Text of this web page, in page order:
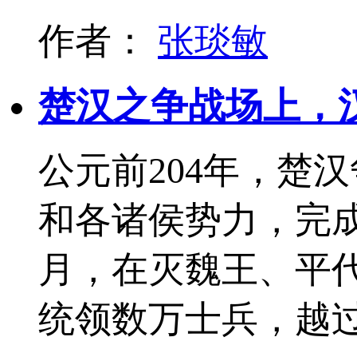
作者： 张琰敏
楚汉之争战场上，
公元前204年，楚
和各诸侯势力，完
月，在灭魏王、平
统领数万士兵，